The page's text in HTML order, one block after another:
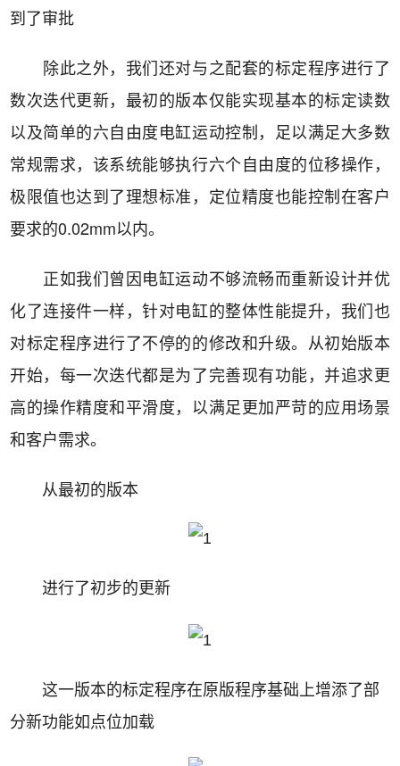
到了审批
除此之外，我们还对与之配套的标定程序进行了
数次迭代更新，最初的版本仅能实现基本的标定读数
以及简单的六自由度电缸运动控制，足以满足大多数
常规需求，该系统能够执行六个自由度的位移操作，
极限值也达到了理想标准，定位精度也能控制在客户
要求的0.02mm以内。
正如我们曾因电缸运动不够流畅而重新设计并优
化了连接件一样，针对电缸的整体性能提升，我们也
对标定程序进行了不停的的修改和升级。从初始版本
开始，每一次迭代都是为了完善现有功能，并追求更
高的操作精度和平滑度，以满足更加严苛的应用场景
和客户需求。
从最初的版本
进行了初步的更新
这一版本的标定程序在原版程序基础上增添了部
分新功能如点位加载